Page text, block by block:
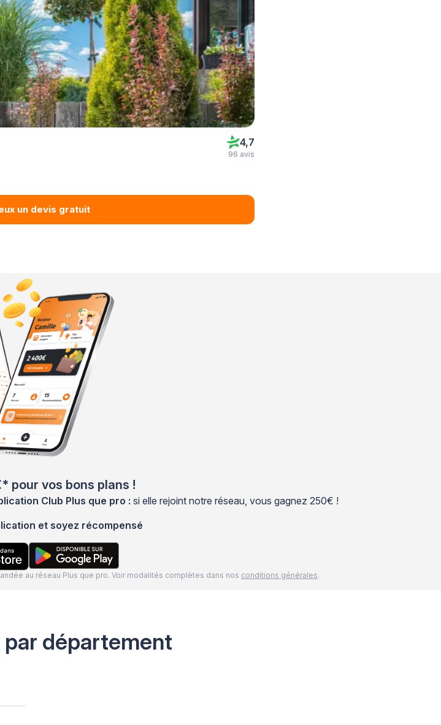
4,7
96 avis
un devis gratuit
pour vos bons plans !
Club Plus que pro : si elle rejoint notre réseau, vous gagnez 250€ !
et soyez récompensé
au réseau Plus que pro. Voir modalités complètes dans nos conditions générales.
par département